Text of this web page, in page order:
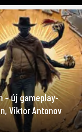
– új gameplay-
Viktor Antonov